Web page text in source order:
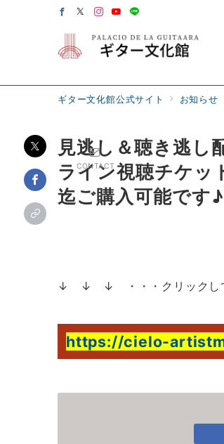
CONTACT
ギター文化館公式サイト お知らせ
見逃し＆聴き逃し
ライン視聴チケッ
迄ご購
↓ ↓ ↓ ・・・クリック
https://cielo-